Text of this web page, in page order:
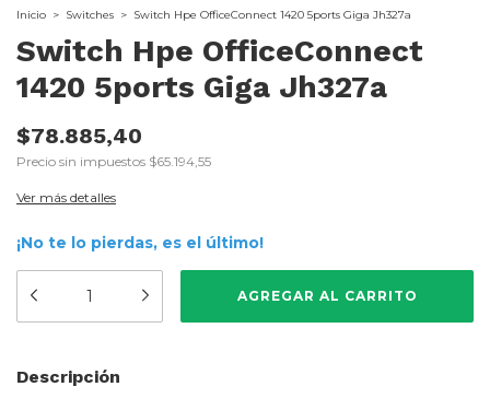
Inicio > Switches > Switch Hpe OfficeConnect 1420 5ports Giga Jh327a
Switch Hpe OfficeConnect
1420 5ports Giga Jh327a
$78.885,40
Precio sin impuestos $65.194,55
Ver más detalles
¡No te lo pierdas, es el último!
Descripción